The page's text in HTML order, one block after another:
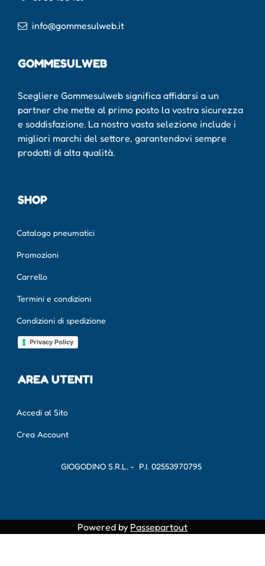
info@gommesulweb.it
GOMMESULWEB
Scegliere Gommesulweb significa affidarsi a un
partner che mette al primo posto la vostra sicurezza
e soddisfazione. La nostra vasta selezione include i
migliori marchi del settore, garantendovi sempre
prodotti di alta qualità.
SHOP
Catalogo pneumatici
Promozioni
Carrello
Termini e condizioni
Condizioni di spedizione
Privacy Policy
AREA UTENTI
Accedi al Sito
Crea Account
GIOGODINO S.R.L. - P.I. 02553970795
Powered by Passepartout